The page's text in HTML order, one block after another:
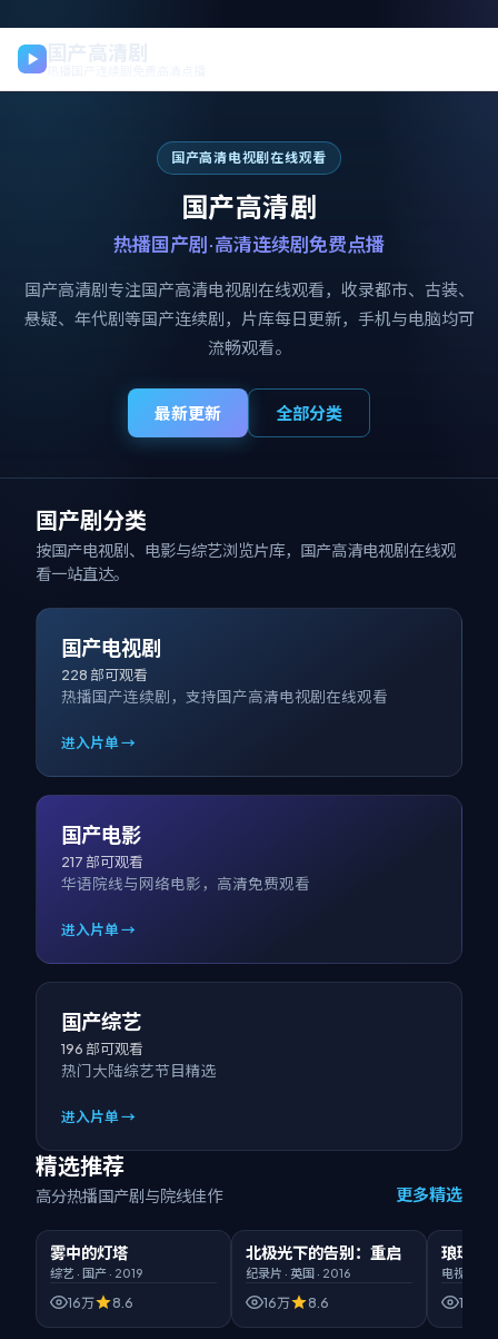
国产高清电视剧在线观看
国产高清剧
热播国产剧·高清连续剧免费点播
国产高清剧专注国产高清电视剧在线观看，收录都市、古装、
悬疑、年代剧等国产连续剧，片库每日更新，手机与电脑均可
流畅观看。
最新更新 全部分类
国产剧分类
按国产电视剧、电影与综艺浏览片库， 国产高清电视剧在线观
看一站直达。
国产电视剧
228 部可观看
热播国产连续剧，支持国产高清电视剧在线观看
进入片单 →
国产电影
217 部可观看
华语院线与网络电影，高清免费观看
进入片单 →
国产综艺
196 部可观看
热门大陆综艺节目精选
进入片单 →
精选推荐
高分热播国产剧与院线佳作 更多精选
精选
雾中的灯塔
综艺 · 国产 · 2019
16万 8.6
精选
北极光下的告别：重启
纪录片 · 英国 · 2016
16万 8.6
精选
琅琊榜
电视剧
16万